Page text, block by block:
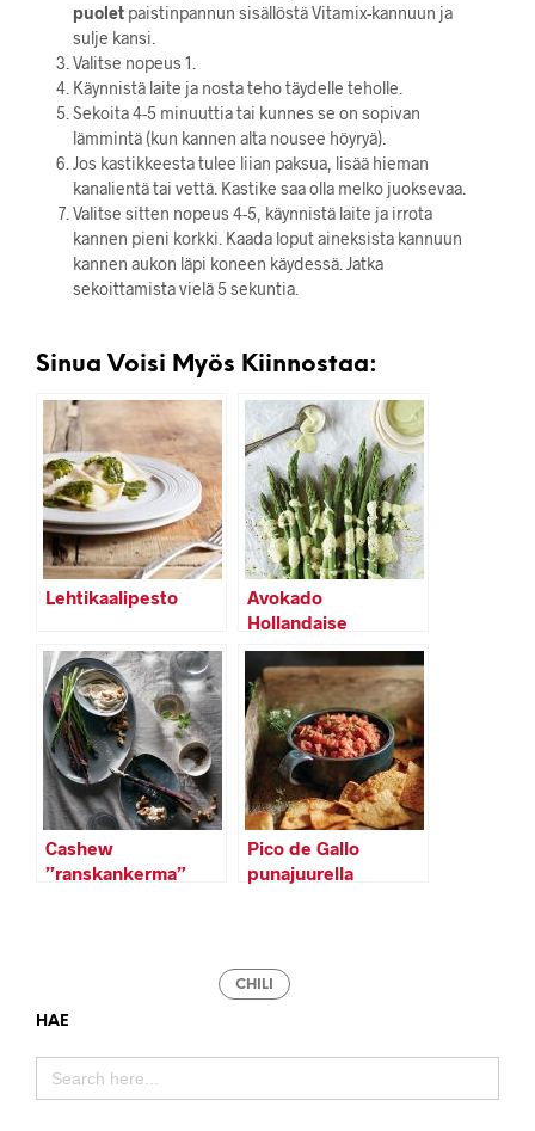
puoletpaistinpannun sisällöstä Vitamix-kannuun ja
sulje kansi.
Valitse nopeus 1.
Käynnistä laite ja nosta teho täydelle teholle.
Sekoita 4-5 minuuttia tai kunnes se on sopivan
lämmintä (kun kannen alta nousee höyryä).
Jos kastikkeesta tulee liian paksua, lisää hieman
kanalientä tai vettä. Kastike saa olla melko juoksevaa.
Valitse sitten nopeus 4-5, käynnistä laite ja irrota
kannen pieni korkki. Kaada loput aineksista kannuun
kannen aukon läpi koneen käydessä. Jatka
sekoittamista vielä 5 sekuntia.
Sinua Voisi Myös Kiinnostaa:
Lehtikaalipesto
Avokado
Hollandaise
Cashew
”ranskankerma”
Pico de Gallo
punajuurella
CHILI
HAE
SEARCH
FOR: